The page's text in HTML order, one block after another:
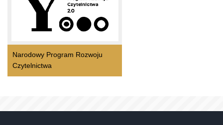
Narodowy Program Rozwoju
Czytelnictwa